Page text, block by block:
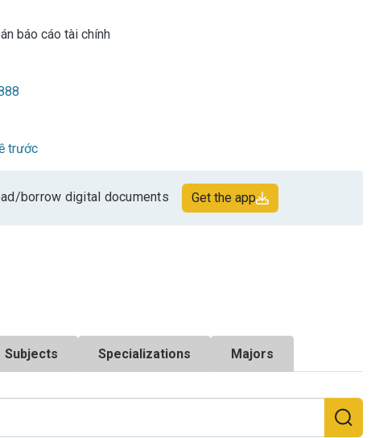
báo cáo tài chính
trước
borrow digital documents Get the app
Subjects Specializations Majors